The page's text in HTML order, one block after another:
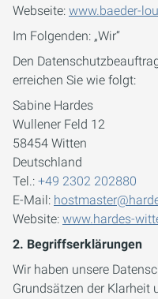
Webseite: www.baeder-
Im Folgenden: „Wir“
Den
erreichen Sie wie folgt:
Sabine Hardes
Wullener Feld 12
58454 Witten
Deutschland
Tel.: +49 2302 202880
E-Mail:
Website: www.hardes-
2. Begriffserklärungen
Wir haben unsere
Grundsätzen der Klarheit